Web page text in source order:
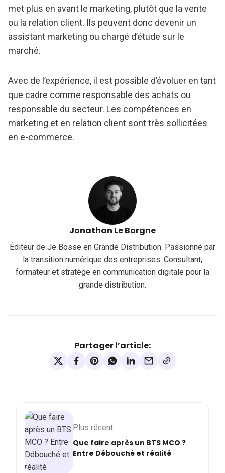
met plus en avant le marketing, plutôt que la vente
ou la relation client. Ils peuvent donc devenir un
assistant marketing ou chargé d’étude sur le
marché.
Avec de l’expérience, il est possible d’évoluer en tant
que cadre comme responsable des achats ou
responsable du secteur. Les compétences en
marketing et en relation client sont très sollicitées
en e-commerce.
Jonathan Le Borgne
Éditeur de Je Bosse en Grande Distribution. Passionné par
la transition numérique des entreprises. Consultant,
formateur et stratège en communication digitale pour la
grande distribution.
Partager l’article:
Plus récent
Que faire après un BTS MCO ?
Entre Débouché et réalité